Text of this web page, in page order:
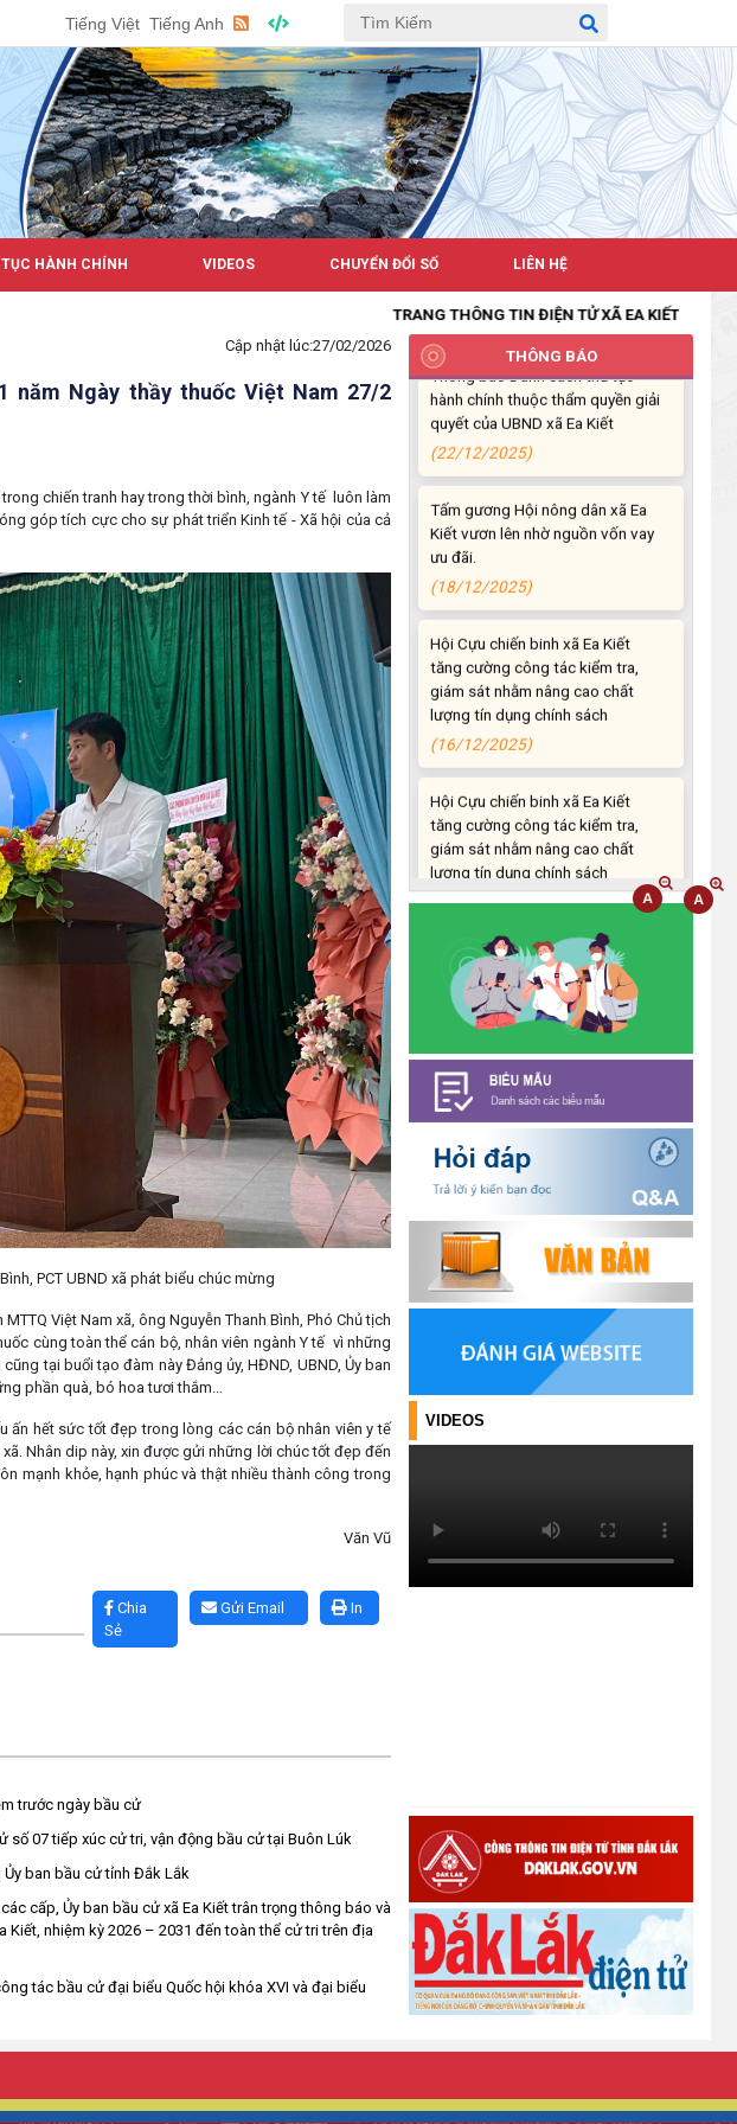
Tiếng Việt Tiếng Anh
HÀNH CHÍNH VIDEOS CHUYỂN ĐỔI SỐ LIÊN HỆ
TRANG THÔNG TIN ĐIỆN TỬ XÃ EA KIẾT
Cập nhật lúc:27/02/2026
năm Ngày thầy thuốc Việt Nam 27/2
chiến tranh hay trong thời bình, ngành Y tế luôn làm
góp tích cực cho sự phát triển Kinh tế - Xã hội của cả
phát biểu chúc mừng
Việt Nam xã, ông Nguyễn Thanh Bình, Phó Chủ tịch
cùng toàn thể cán bộ, nhân viên ngành Y tế vì những
tại buổi tạo đàm này Đảng ủy, HĐND, UBND, Ủy ban
phần quà, bó hoa tươi thắm...
ấn hết sức tốt đẹp trong lòng các cán bộ nhân viên y tế
Nhân dip này, xin được gửi những lời chúc tốt đẹp đến
mạnh khỏe, hạnh phúc và thật nhiều thành công trong
Vũ
In
Gửi Email
Chia
Sẻ
trước ngày bầu cử
số 07 tiếp xúc cử tri, vận động bầu cử tại Buôn Lúk
ban bầu cử tỉnh Đắk Lắk
cấp, Ủy ban bầu cử xã Ea Kiết trân trọng thông báo và
nhiệm kỳ 2026 – 2031 đến toàn thể cử tri trên địa
tác bầu cử đại biểu Quốc hội khóa XVI và đại biểu
THÔNG BÁO
HIỆU QUẢ CỦA TÍN DỤNG CHÍNH
SÁCH TRÊN HÀNH TRÌNH CÙNG
ĐỒNG BÀO DÂN TỘC THIỂU SỐ
THOÁT NGHÈO
(22/01/2026)
PHÁT HUY VAI TRÒ CỦA TÍN
DỤNG CHÍNH SÁCH XÃ HỘI ĐỐI
VỚI ĐỒNG BÀO DÂN TỘC THIỂU
Thông báo Danh sách thủ tục
hành chính thuộc thẩm quyền giải
quyết của UBND xã Ea Kiết
(22/12/2025)
Tấm gương Hội nông dân xã Ea
Kiết vươn lên nhờ nguồn vốn vay
ưu đãi.
(18/12/2025)
Hội Cựu chiến binh xã Ea Kiết
tăng cường công tác kiểm tra,
giám sát nhằm nâng cao chất
lượng tín dụng chính sách
(16/12/2025)
Hội Cựu chiến binh xã Ea Kiết
tăng cường công tác kiểm tra,
giám sát nhằm nâng cao chất
lượng tín dụng chính sách
(26/11/2025)
Hiệu quả từ nguồn vốn vay Ngân
hàng Chính sách xã hội giúp các
hộ nghèo, cận nghèo thoát nghèo
(20/10/2025)
Thông báo mời báo giá chỉnh lý
hồ sơ tại Văn phòng Đảng ủy xã
Ea Kiết
(23/04/2026)
NIỀM VUI CỦA NGƯỜI DÂN ĐỐI
VỚI CHƯƠNG TRÌNH TÍN DỤNG
(26/03/2026)
HIỆU QUẢ TỪ NGUỒN VỐN VAY
(26/02/2026)
HIỆU QUẢ CỦA TÍN DỤNG CHÍNH
PHÁT HUY VAI TRÒ CỦA TÍN
DỤNG CHÍNH SÁCH XÃ HỘI ĐỐI
Tấm gương Hội nông dân xã Ea
Kiết vươn lên nhờ nguồn vốn vay
ưu đãi.
(18/12/2025)
Hội Cựu chiến binh xã Ea Kiết
tăng cường công tác kiểm tra,
(16/12/2025)
VIDEOS